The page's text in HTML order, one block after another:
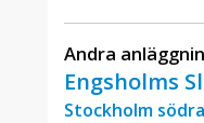
Andra
Engsholms
Stockholm södra